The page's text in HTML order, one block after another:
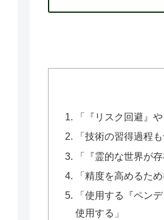
「『リスク回避』
「技術の習得過程
「『霊的な世界が
「精度を高めるた
「使用する『ペン
使用する」